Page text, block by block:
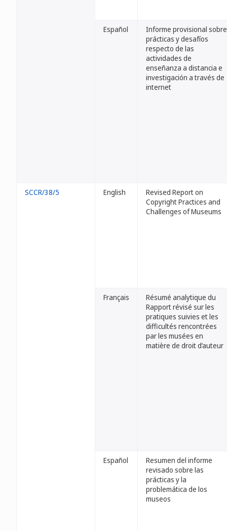
Español
Informe provisional sobre
prácticas y desafíos
respecto de las
actividades de
enseñanza a distancia e
investigación a través de
internet
SCCR/38/5 English
Revised Report on
Copyright Practices and
Challenges of Museums
Français
Résumé analytique du
Rapport révisé sur les
pratiques suivies et les
difficultés rencontrées
par les musées en
matière de droit d’auteur
Español
Resumen del informe
revisado sobre las
prácticas y la
problemática de los
museos